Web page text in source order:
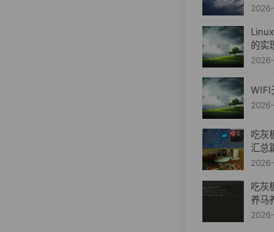
的实
WIFI
吃灰
汇总
吃灰
养马